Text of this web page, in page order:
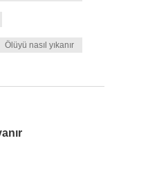
Ölüyü nasıl yıkanır